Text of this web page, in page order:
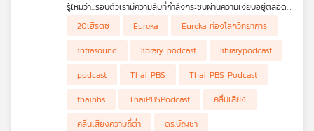
รู้ไหมว่า...รอบตัวเรามีความลับที่กำลังกระซิบผ่านความเงียบอยู่ตลอด
เวลา ? ในความเป็นจริงโลกใบนี้ไม่ได้เงียบอย่างที่เราคิดแต่มี “เสียง”
ที่ทรงพลังอย่างยิ่งซ่อนอยู่เพียงแต่มันเป็นเสียงที่หูของมนุษย์ไม่มีวัน
ได้ยิน นั่นคือ อินฟราซาวด์ (Infrasound) คลื่นเสียงความถี่ต่ำพิเศษ
ที่ต่ำกว่า 20 เฮิรตซ์ ซึ่งมีความสามารถในการเดินทางได้ไกลอย่าง
เหลือเชื่อข้ามโลก อินฟราซาวด์มีต้นกำเนิดมาจากทั้งปรากฏการณ์
ธรรมชาติระดับมหึมาอย่างภูเขาไฟปะทุ แผ่นดินไหว พายุฟ้าคะนอง
แสงออโรรา ไปจนถึงกิจกรรมของมนุษย์อย่างเครื่องบินเหนือเสียง
และการปล่อยจรวด
ใน Eureka Ep. นี้ ดร.บัญชา ธนบุญสมบัติ จะพาทุกท่านดำดิ่งไปเจาะ
ลึกมิติต่างๆ ที่น่าทึ่งของอินฟราซาวด์ ไม่ว่าจะเป็นการตรวจจับการ
ทดลองอาวุธนิวเคลียร์ระดับโลก ความลับของสัตว์ยักษ์ใหญ่อย่างช้าง
แอฟริกาและวาฬสีน้ำเงินที่ใช้เสียงนี้สื่อสารกันข้ามมหาสมุทร รวมถึง
พาไปดูเทคโนโลยีการตรวจจับ ผลกระทบที่เสียงนี้อาจมีต่อร่างกาย
มนุษย์ และความเป็นไปได้ในการใช้คลื่นเสียงนี้เพื่อถอดรหัสโครงสร้าง
ภายในของดาวเคราะห์ดวงอื่น เตรียมหูของคุณให้พร้อม (แม้จะไม่
ได้ยิน) แล้วไปร่วมเปิดโลกวิทยาการที่ซ่อนอยู่หลังความเงียบใน Ep. นี้
20เฮิรตซ์ Eureka
Eureka ท่องโลกวิทยาการ
infrasound
library podcast
librarypodcast
podcast
Thai PBS
Thai PBS Podcast
thaipbs
ThaiPBSPodcast
คลื่นเสียง
คลื่นเสียงความถี่ต่ำ
ดร.บัญชา